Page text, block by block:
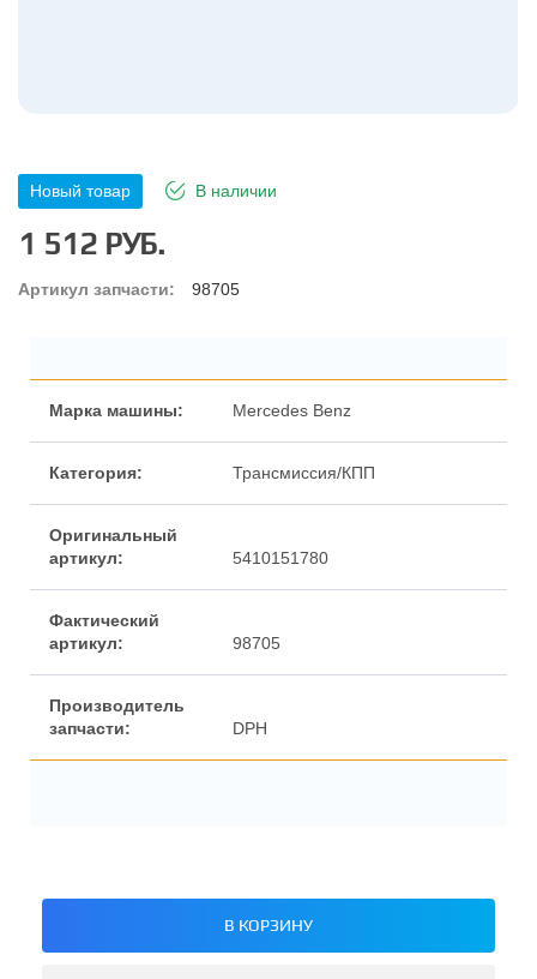
Новый товар В наличии
1 512 РУБ.
Артикул запчасти: 98705
Марка машины: Mercedes Benz
Категория: Трансмиссия/КПП
Оригинальный
артикул:
5410151780
Фактический
артикул:
98705
Производитель
запчасти:
DPH
В КОРЗИНУ